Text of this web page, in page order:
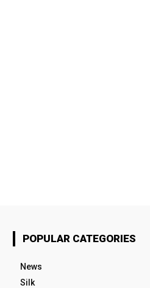
POPULAR CATEGORIES
News
Silk